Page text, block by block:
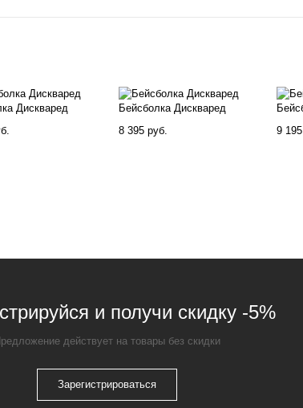
Дискваред
Бейсболка Дискваред
8 395 руб.
9 195
и получи скидку -5%
действует на товары без скидки
Зарегистрироваться